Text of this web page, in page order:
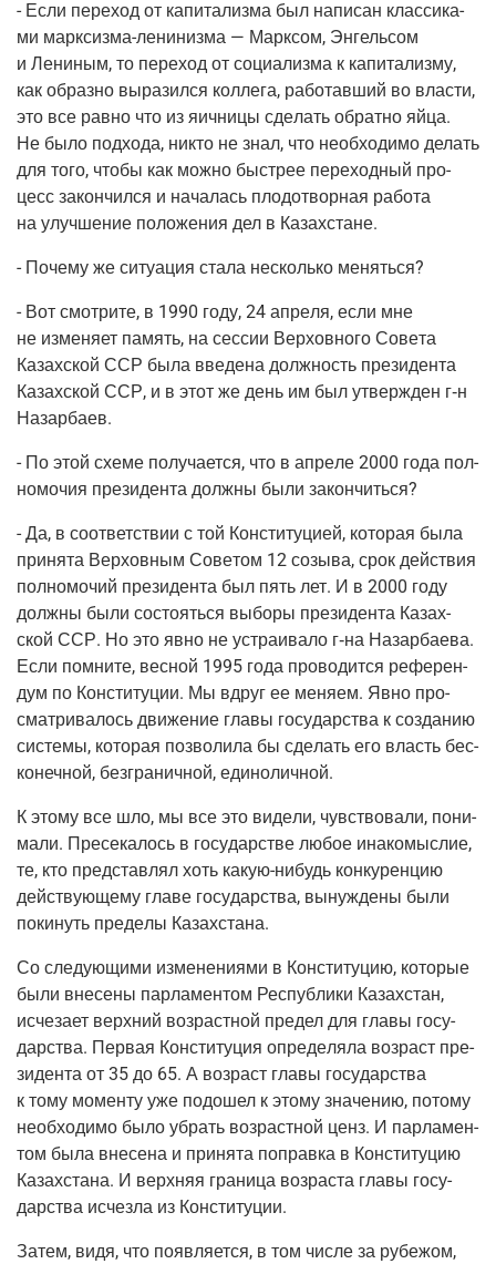
- Если пере­ход от капи­та­лиз­ма был напи­сан клас­си­ка­
ми марк­сиз­ма-лени­низ­ма — Марк­сом, Энгель­сом
и Лени­ным, то пере­ход от соци­а­лиз­ма к капи­та­лиз­му,
как образ­но выра­зил­ся кол­ле­га, рабо­тав­ший во вла­сти,
это все рав­но что из яич­ни­цы сде­лать обрат­но яйца.
Не было под­хо­да, никто не знал, что необ­хо­ди­мо делать
для того, что­бы как мож­но быст­рее пере­ход­ный про­
цесс закон­чил­ся и нача­лась пло­до­твор­ная рабо­та
на улуч­ше­ние поло­же­ния дел в Казахстане.
- Поче­му же ситу­а­ция ста­ла несколь­ко меняться?
- Вот смот­ри­те, в 1990 году, 24 апре­ля, если мне
не изме­ня­ет память, на сес­сии Вер­хов­но­го Сове­та
Казах­ской ССР была вве­де­на долж­ность пре­зи­ден­та
Казах­ской ССР, и в этот же день им был утвер­жден г‑н
Назарбаев.
- По этой схе­ме полу­ча­ет­ся, что в апре­ле 2000 года пол­
но­мо­чия пре­зи­ден­та долж­ны были закончиться?
- Да, в соот­вет­ствии с той Кон­сти­ту­ци­ей, кото­рая была
при­ня­та Вер­хов­ным Сове­том 12 созы­ва, срок дей­ствия
пол­но­мо­чий пре­зи­ден­та был пять лет. И в 2000 году
долж­ны были состо­ять­ся выбо­ры пре­зи­ден­та Казах­
ской ССР. Но это явно не устра­и­ва­ло г‑на Назар­ба­е­ва.
Если помни­те, вес­ной 1995 года про­во­дит­ся рефе­рен­
дум по Кон­сти­ту­ции. Мы вдруг ее меня­ем. Явно про­
смат­ри­ва­лось дви­же­ние гла­вы госу­дар­ства к созда­нию
систе­мы, кото­рая поз­во­ли­ла бы сде­лать его власть бес­
ко­неч­ной, без­гра­нич­ной, единоличной.
К это­му все шло, мы все это виде­ли, чув­ство­ва­ли, пони­
ма­ли. Пре­се­ка­лось в госу­дар­стве любое ина­ко­мыс­лие,
те, кто пред­став­лял хоть какую-нибудь кон­ку­рен­цию
дей­ству­ю­ще­му гла­ве госу­дар­ства, вынуж­де­ны были
поки­нуть пре­де­лы Казахстана.
Со сле­ду­ю­щи­ми изме­не­ни­я­ми в Кон­сти­ту­цию, кото­рые
были вне­се­ны пар­ла­мен­том Рес­пуб­ли­ки Казах­стан,
исче­за­ет верх­ний воз­раст­ной пре­дел для гла­вы госу­
дар­ства. Пер­вая Кон­сти­ту­ция опре­де­ля­ла воз­раст пре­
зи­ден­та от 35 до 65. А воз­раст гла­вы госу­дар­ства
к тому момен­ту уже подо­шел к это­му зна­че­нию, пото­му
необ­хо­ди­мо было убрать воз­раст­ной ценз. И пар­ла­мен­
том была вне­се­на и при­ня­та поправ­ка в Кон­сти­ту­цию
Казах­ста­на. И верх­няя гра­ни­ца воз­рас­та гла­вы госу­
дар­ства исчез­ла из Конституции.
Затем, видя, что появ­ля­ет­ся, в том чис­ле за рубе­жом,